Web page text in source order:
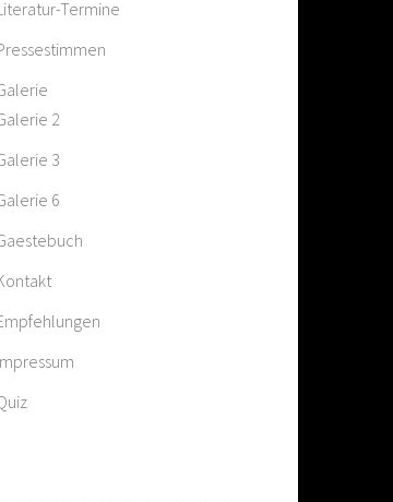
Termine
2
3
6